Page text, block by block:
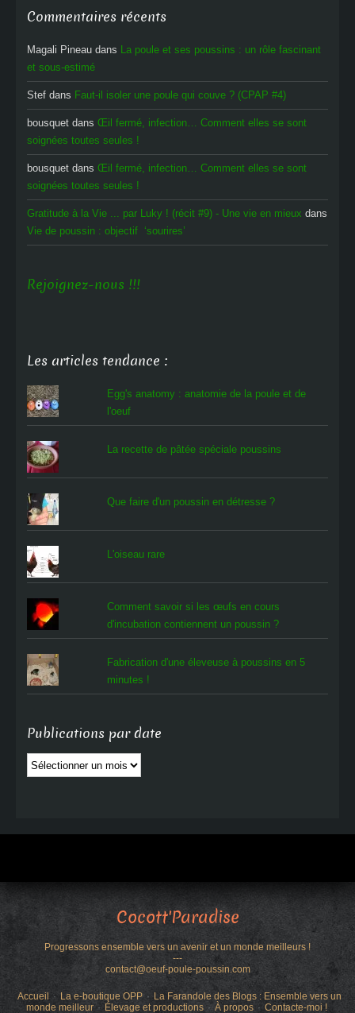
Commentaires récents
Magali Pineau dans La poule et ses poussins : un rôle fascinant
et sous-estimé
Stef dans Faut-il isoler une poule qui couve ? (CPAP #4)
bousquet dans Œil fermé, infection… Comment elles se sont
soignées toutes seules !
bousquet dans Œil fermé, infection… Comment elles se sont
soignées toutes seules !
Gratitude à la Vie ... par Luky ! (récit #9) - Une vie en mieux dans
Vie de poussin : objectif ‘sourires’
Rejoignez-nous !!!
Les articles tendance :
Egg's anatomy : anatomie de la poule et de
l'oeuf
La recette de pâtée spéciale poussins
Que faire d'un poussin en détresse ?
L'oiseau rare
Comment savoir si les œufs en cours
d'incubation contiennent un poussin ?
Fabrication d'une éleveuse à poussins en 5
minutes !
Publications par date
Publications
par
Cocott'Paradise
Progressons ensemble vers un avenir et un monde meilleurs !
---
contact@oeuf-poule-poussin.com
Accueil La e-boutique OPP
La Farandole des Blogs : Ensemble vers un
monde meilleur
Élevage et productions À propos Contacte-moi !